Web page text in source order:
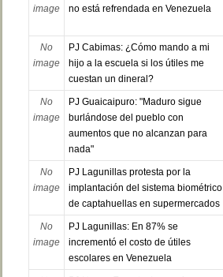
image
no está refrendada en Venezuela
No
image
PJ Cabimas: ¿Cómo mando a mi
hijo a la escuela si los útiles me
cuestan un dineral?
No
image
PJ Guaicaipuro: "Maduro sigue
burlándose del pueblo con
aumentos que no alcanzan para
nada"
No
image
PJ Lagunillas protesta por la
implantación del sistema biométrico
de captahuellas en supermercados
No
image
PJ Lagunillas: En 87% se
incrementó el costo de útiles
escolares en Venezuela